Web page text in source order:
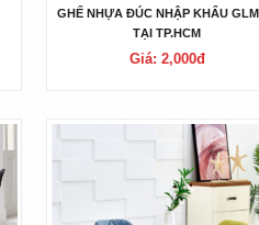
GHẾ NHỰA ĐÚC NHẬP KHẨU
TẠI TP.HCM
Giá: 2,000đ